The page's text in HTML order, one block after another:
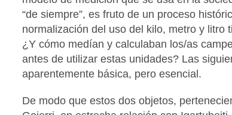
“de siempre”, es fruto de un proceso
normalización del uso del kilo, metro y litro
¿Y cómo medían y calculaban los/as
antes de utilizar estas unidades? Las
aparentemente básica, pero esencial.
De modo que estos dos objetos,